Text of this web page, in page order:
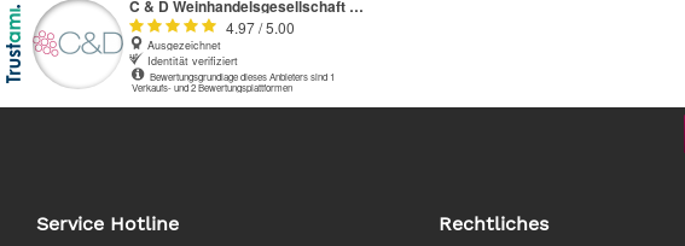
Service Hotline Rechtliches